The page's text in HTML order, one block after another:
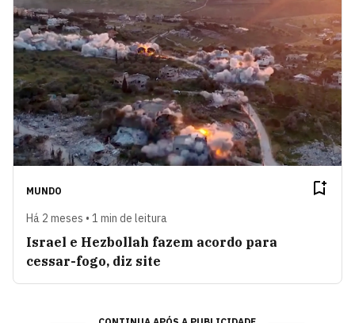
MUNDO
Há 2 meses • 1 min de leitura
Israel e Hezbollah fazem acordo para
cessar-fogo, diz site